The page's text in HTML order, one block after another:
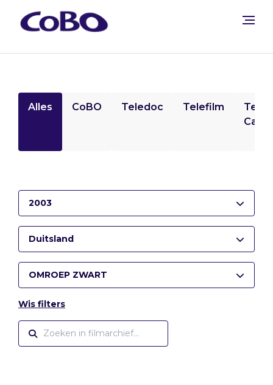
Alles CoBO Teledoc Telefilm
2003
Duitsland
OMROEP ZWART
Wis filters